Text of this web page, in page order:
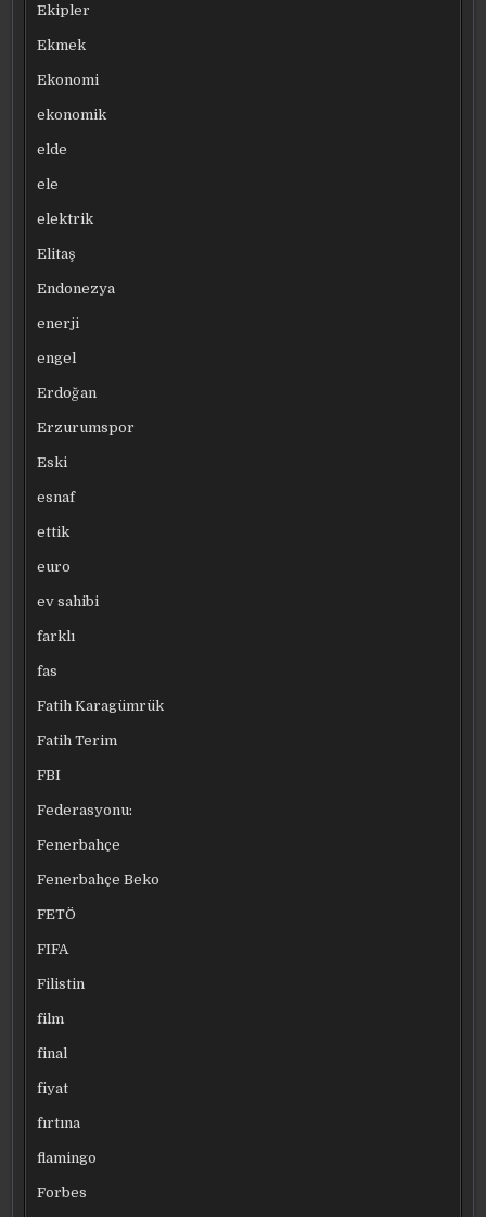
Ekipler
Ekmek
Ekonomi
ekonomik
elde
ele
elektrik
Elitaş
Endonezya
enerji
engel
Erdoğan
Erzurumspor
Eski
esnaf
ettik
euro
ev sahibi
farklı
fas
Fatih Karagümrük
Fatih Terim
FBI
Federasyonu:
Fenerbahçe
Fenerbahçe Beko
FETÖ
FIFA
Filistin
film
final
fiyat
fırtına
flamingo
Forbes